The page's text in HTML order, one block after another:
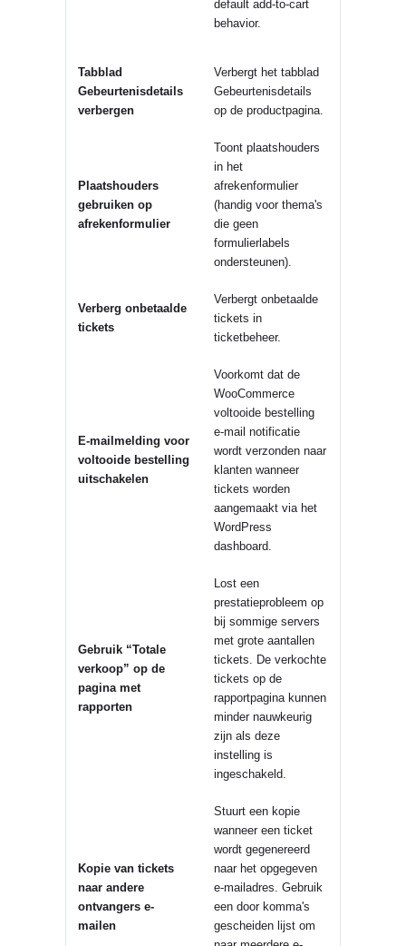
default add-to-cart
behavior.
Tabblad
Gebeurtenisdetails
verbergen
Verbergt het tabblad
Gebeurtenisdetails
op de productpagina.
Plaatshouders
gebruiken op
afrekenformulier
Toont plaatshouders
in het
afrekenformulier
(handig voor thema's
die geen
formulierlabels
ondersteunen).
Verberg onbetaalde
tickets
Verbergt onbetaalde
tickets in
ticketbeheer.
E-mailmelding voor
voltooide bestelling
uitschakelen
Voorkomt dat de
WooCommerce
voltooide bestelling
e-mail notificatie
wordt verzonden naar
klanten wanneer
tickets worden
aangemaakt via het
WordPress
dashboard.
Gebruik “Totale
verkoop” op de
pagina met
rapporten
Lost een
prestatieprobleem op
bij sommige servers
met grote aantallen
tickets. De verkochte
tickets op de
rapportpagina kunnen
minder nauwkeurig
zijn als deze
instelling is
ingeschakeld.
Kopie van tickets
naar andere
ontvangers e-
mailen
Stuurt een kopie
wanneer een ticket
wordt gegenereerd
naar het opgegeven
e-mailadres. Gebruik
een door komma's
gescheiden lijst om